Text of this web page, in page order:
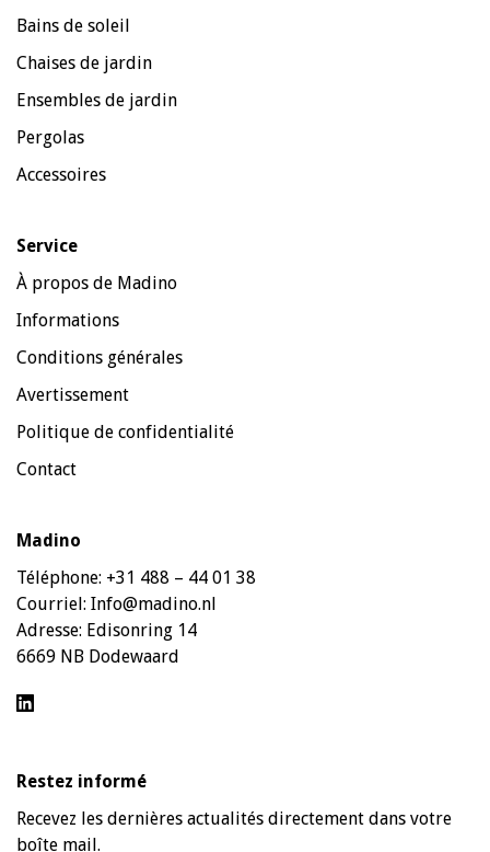
Bains de soleil
Chaises de jardin
Ensembles de jardin
Pergolas
Accessoires
Service
À propos de Madino
Informations
Conditions générales
Avertissement
Politique de confidentialité
Contact
Madino
Téléphone: +31 488 – 44 01 38
Courriel: Info@madino.nl
Adresse: Edisonring 14
6669 NB Dodewaard
Restez informé
Recevez les dernières actualités directement dans votre
boîte mail.